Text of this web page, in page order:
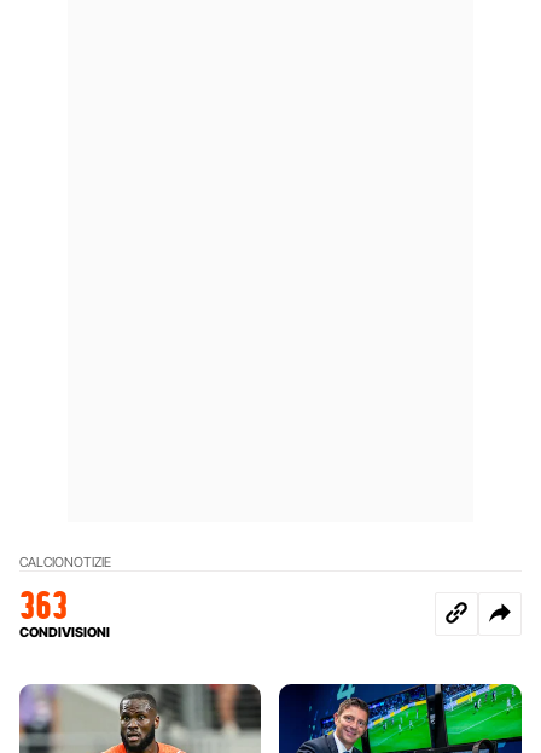
CALCIONOTIZIE
363
CONDIVISIONI